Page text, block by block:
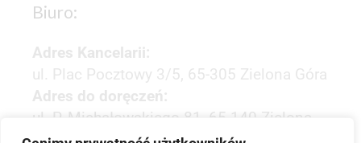
Biuro:
Adres Kancelarii:
ul. Plac Pocztowy 3/5, 65-305 Zielona Góra
Adres do doręczeń:
ul. P. Michałowskiego 81, 65-140 Zielona
Góra